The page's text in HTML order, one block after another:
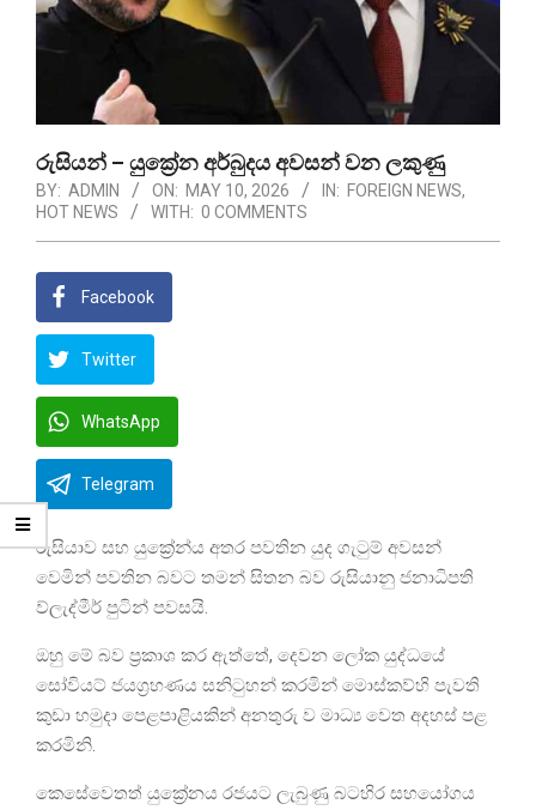
රුසියන් – යුක්‍රේන අර්බුදය අවසන් වන ලකුණු
BY: ADMIN ON: MAY 10, 2026 IN: FOREIGN NEWS,
HOT NEWS
WITH: 0 COMMENTS
Facebook
Twitter
WhatsApp
Telegram
රුසියාව සහ යුක්‍රේන්ය අතර පවතින යුද ගැටුම් අවසන්
වෙමින් පවතින බවට තමන් සිතන බව රුසියානු ජනාධිපති
ව්ලැද්මීර් පුටින් පවසයි.
ඔහු මේ බව ප්‍රකාශ කර ඇත්තේ, දෙවන ලෝක යුද්ධයේ
සෝවියට් ජයග්‍රහණය සනිටුහන් කරමින් මොස්කව්හි පැවති
කුඩා හමුදා පෙළපාළියකින් අනතුරු ව මාධ්‍ය වෙත අදහස් පළ
කරමිනි.
කෙසේවෙතත් යුක්‍රේනය රජයට ලැබුණු බටහිර සහයෝගය